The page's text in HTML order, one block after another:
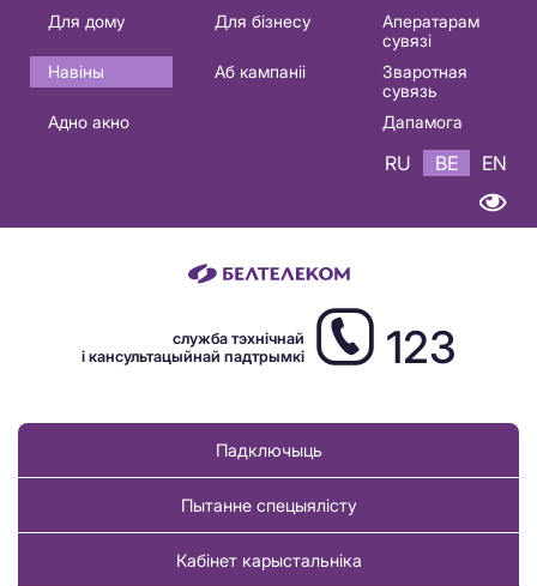
Основная
навигация
BE
Для дому Для бізнесу
Аператарам
сувязі
Навіны
Аб кампаніі
Зваротная
сувязь
Адно акно
Дапамога
RU BE EN
служба тэхнічнай
і кансультацыйнай падтрымкі
123
Падключыць
Пытанне спецыялісту
Кабінет карыстальніка